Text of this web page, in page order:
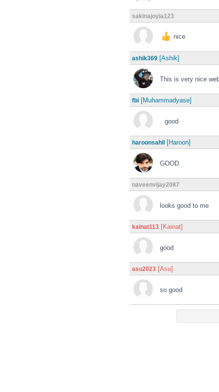
sakinajoyia123
nice
ashik369 [Ashik]
This is very nice
fbi [Muhammadyase]
good
haroonsahil [Haroon]
GOOD
naveenvijay2087
looks good to me
kainat113 [Kainat]
good
asu2023 [Asu]
so good